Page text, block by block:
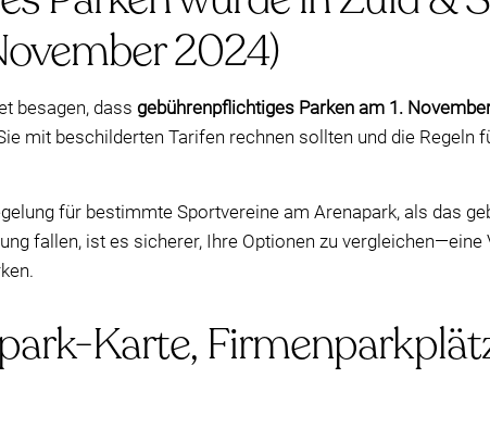
2024)
besagen, dass gebührenpflichtiges Parken am 1.
mit beschilderten Tarifen rechnen sollten und die Regeln
für bestimmte Sportvereine am Arenapark, als das
fallen, ist es sicherer, Ihre Optionen zu
Karte,